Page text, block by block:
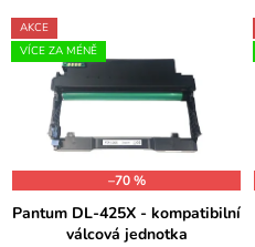
p
r
k
t
ů
V
ý
p
r
o
AKCE
VÍCE ZA MÉNĚ
–70 %
Pantum DL-425X - kompatibilní
válcová jednotka